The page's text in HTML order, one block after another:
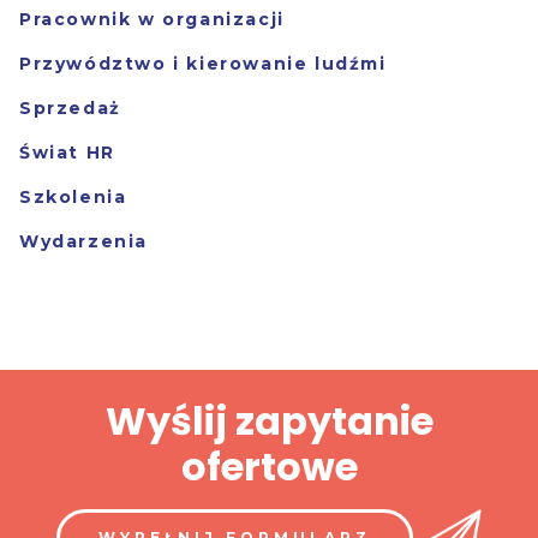
Pracownik w organizacji
Przywództwo i kierowanie ludźmi
Sprzedaż
Świat HR
Szkolenia
Wydarzenia
Wyślij zapytanie
ofertowe